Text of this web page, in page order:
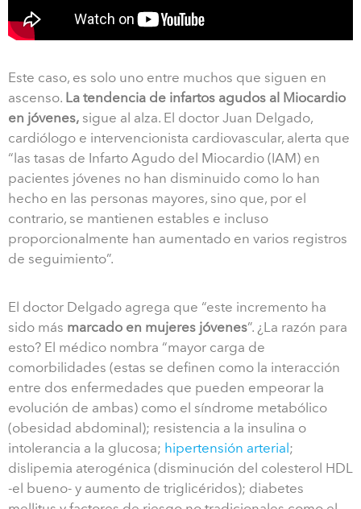
Este caso, es solo uno entre muchos que siguen en
ascenso.La tendencia de infartos agudos al Miocardio
en jóvenes,sigue al alza. El doctor Juan Delgado,
cardiólogo e intervencionista cardiovascular, alerta que
“las tasas de Infarto Agudo del Miocardio (IAM) en
pacientes jóvenes no han disminuido como lo han
hecho en las personas mayores, sino que, por el
contrario, se mantienen estables e incluso
proporcionalmente han aumentado en varios registros
de seguimiento”.
El doctor Delgado agrega que “este incremento ha
sido más marcado en mujeres jóvenes”. ¿La razón para
esto? El médico nombra “mayor carga de
comorbilidades (estas se definen como la interacción
entre dos enfermedades que pueden empeorar la
evolución de ambas) como el síndrome metabólico
(obesidad abdominal); resistencia a la insulina o
intolerancia a la glucosa; hipertensión arterial;
dislipemia aterogénica (disminución del colesterol HDL
-el bueno- y aumento de triglicéridos); diabetes